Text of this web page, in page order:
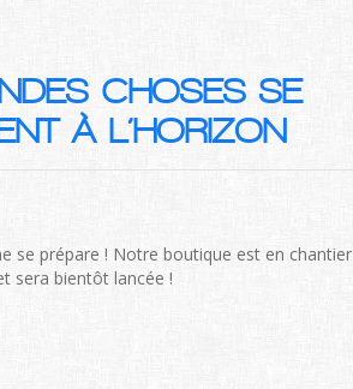
CHOSES SE
À L’HORIZON
se prépare ! Notre boutique est en chantier
sera bientôt lancée !